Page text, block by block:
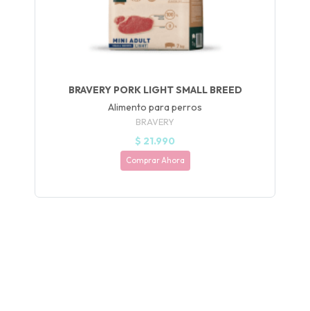
BRAVERY PORK LIGHT SMALL BREED
Alimento para perros
BRAVERY
$ 21.990
Comprar Ahora